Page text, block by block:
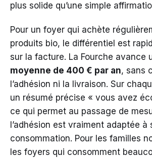
plus solide qu’une simple
Pour un foyer qui achète
produits bio, le différentiel est
sur la facture. La Fourche avance
moyenne de 400 € par an, sans
l’adhésion ni la livraison. Sur
un résumé précise « vous avez
ce qui permet au passage de
l’adhésion est vraiment adaptée à
consommation. Pour les familles
les foyers qui consomment